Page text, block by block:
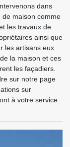
dans
maison comme
les travaux de
ainsi que
les artisans eux
la maison et ces
les façadiers.
sur notre page
sur
à votre service.